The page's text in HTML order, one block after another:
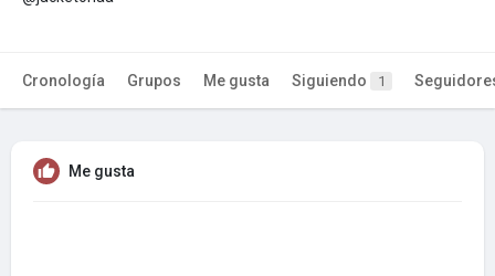
Cronología Grupos Me gusta Siguiendo 1
Me gusta